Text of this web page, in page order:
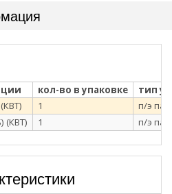
кол-во в упаковке тип
1 п/э
(КВТ) 1 п/э